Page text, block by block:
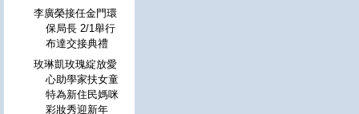
李廣榮接任金門環
保局長 2/1舉行
布達交接典禮
玫琳凱玫瑰綻放愛
心助學家扶女童
特為新住民媽咪
彩妝秀迎新年